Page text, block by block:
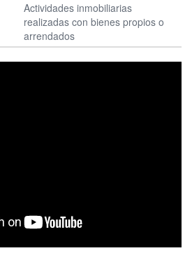
Actividades inmobiliarias
realizadas con bienes propios o
arrendados